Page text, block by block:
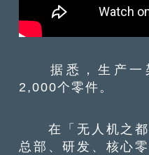
据悉，生产一
2,000个零件。
在「无人机之都
总部、研发、核心